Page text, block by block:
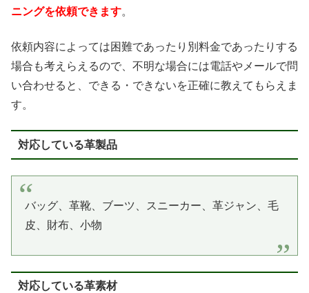
ニングを依頼できます。
依頼内容によっては困難であったり別料金であったりする
場合も考えらえるので、不明な場合には電話やメールで問
い合わせると、できる・できないを正確に教えてもらえま
す。
対応している革製品
バッグ、革靴、ブーツ、スニーカー、革ジャン、毛
皮、財布、小物
対応している革素材